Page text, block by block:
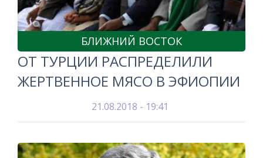
БЛИЖНИЙ ВОСТОК
ОТ ТУРЦИИ РАСПРЕДЕЛИЛИ
ЖЕРТВЕННОЕ МЯСО В ЭФИОПИИ
21.08.2018 - 19:41